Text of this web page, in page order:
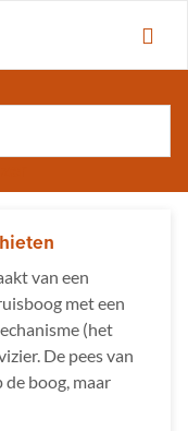
van een
met een
(het
De pees van
boog, maar